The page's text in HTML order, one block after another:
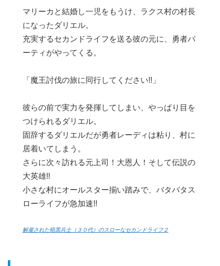
マリーカと結婚し一児をもうけ、ラクス村の村長
になったダリエル。
充実するセカンドライフを送る彼の元に、勇者パ
ーティがやってくる。
「魔王討伐の旅に同行してください!!」
彼らの前で実力を発揮してしまい、やっぱり目を
つけられるダリエル。
固辞するダリエルだが勇者レーディは粘り、村に
居着いてしまう。
さらに次々訪れる元上司！大恩人！そして伝説の
大英雄!!
小さな村にオールスター揃い踏みで、バタバタス
ローライフが急加速!!
解雇された暗黒兵士（３０代）のスローなセカンドライフ２